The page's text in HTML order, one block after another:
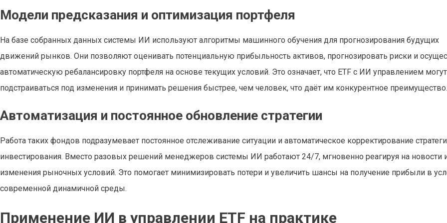
Модели предсказания и оптимизация портфеля
На базе собранных данных системы ИИ используют алгоритмы машинного обучения для прогнозирования будущих
движений рынков. Они позволяют оценивать потенциальную прибыльность активов, прогнозировать риски и
автоматическую ребалансировку портфеля на основе текущих условий. Это означает, что ETF с ИИ управлением могут
подстраиваться под изменения и принимать решения быстрее, чем человек, что даёт им конкурентное преимущество.
Автоматизация и постоянное обновление стратегии
Работа таких фондов подразумевает постоянное отслеживание ситуации и автоматическое корректирование
инвестирования. Вместо разовых решений менеджеров системы ИИ работают 24/7, мгновенно реагируя на новости
изменения рыночных условий. Это помогает минимизировать потери и увеличить шансы на получение прибыли в
современной динамичной среды.
Применение ИИ в управлении ETF на практике